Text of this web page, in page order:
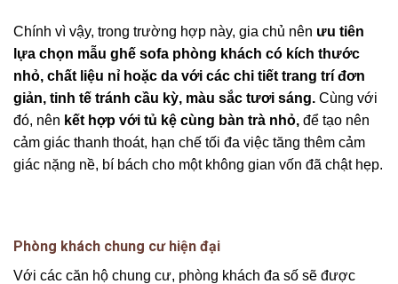
Chính vì vậy, trong trường hợp này, gia chủ nên ưu tiên
lựa chọn mẫu ghế sofa phòng khách có kích thước
nhỏ, chất liệu nỉ hoặc da với các chi tiết trang trí đơn
giản, tinh tế tránh cầu kỳ, màu sắc tươi sáng. Cùng với
đó, nên kết hợp với tủ kệ cùng bàn trà nhỏ, để tạo nên
cảm giác thanh thoát, hạn chế tối đa việc tăng thêm cảm
giác nặng nề, bí bách cho một không gian vốn đã chật hẹp.
Phòng khách chung cư hiện đại
Với các căn hộ chung cư, phòng khách đa số sẽ được